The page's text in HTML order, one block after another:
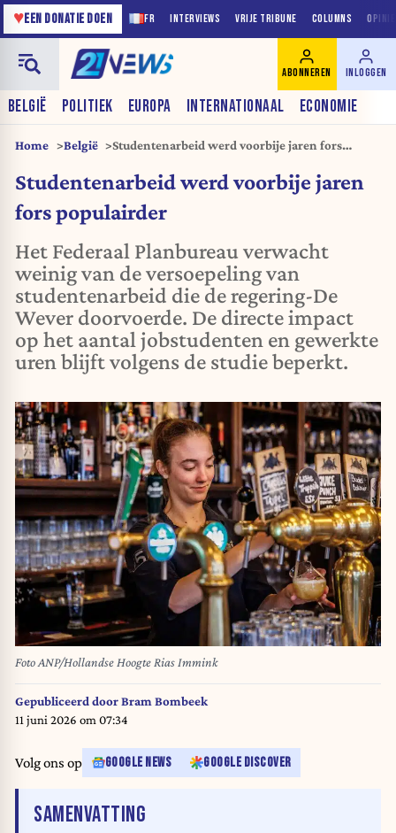
FR INTERVIEWS VRIJE TRIBUNE COLUMNS
♥EEN DONATIE DOEN
BELGIË POLITIEK EUROPA INTERNATIONAAL ECONOMIE
ABONNEREN INLOGGEN
Home België
Studentenarbeid werd voorbije jaren fors
Studentenarbeid werd voorbije jaren
fors populairder
Het Federaal Planbureau verwacht
weinig van de versoepeling van
studentenarbeid die de regering-De
Wever doorvoerde. De directe impact
op het aantal jobstudenten en gewerkte
uren blijft volgens de studie beperkt.
Foto ANP/Hollandse Hoogte Rias Immink
Gepubliceerd doorBram Bombeek
11 juni 2026 om 07:34
Volg ons op GOOGLE NEWS GOOGLE DISCOVER
SAMENVATTING